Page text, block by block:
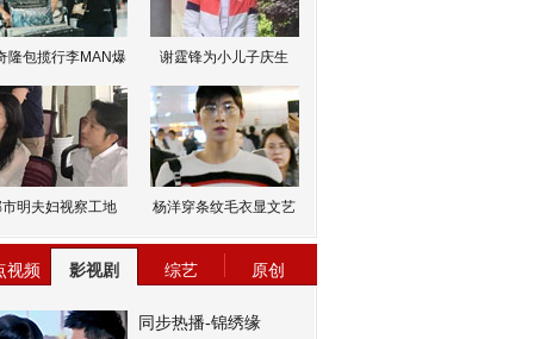
隆包揽行李MAN爆 谢霆锋为小儿子庆生
明夫妇视察工地 杨洋穿条纹毛衣显文艺
视频 影视剧 综艺 原创
同步热播-锦绣缘